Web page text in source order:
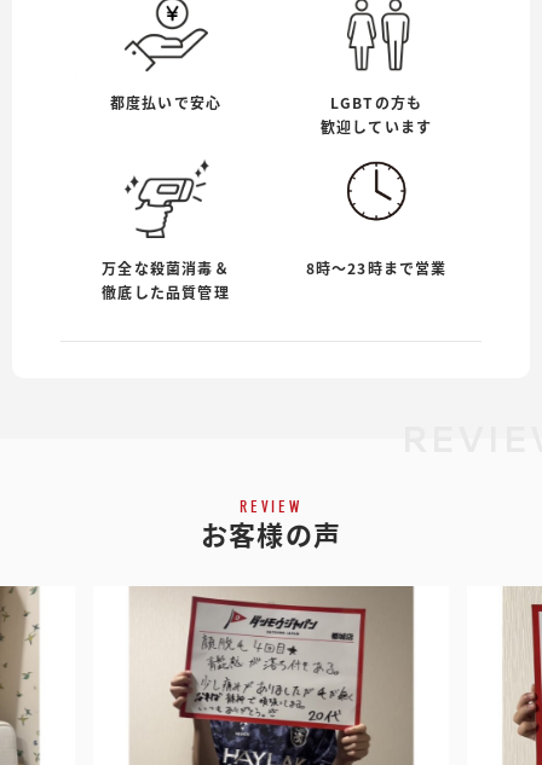
都度払いで安心
LGBTの方も
歓迎しています
万全な殺菌消毒＆
徹底した品質管理
8時〜23時まで営業
REVIEW
お客様の声